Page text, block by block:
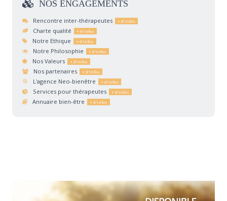
NOS ENGAGEMENTS
Rencontre inter-thérapeutes
Charte qualité
Notre Ethique
Notre Philosophie
Nos Valeurs
Nos partenaires
L'agence Neo-bienêtre
Services pour thérapeutes
Annuaire bien-être